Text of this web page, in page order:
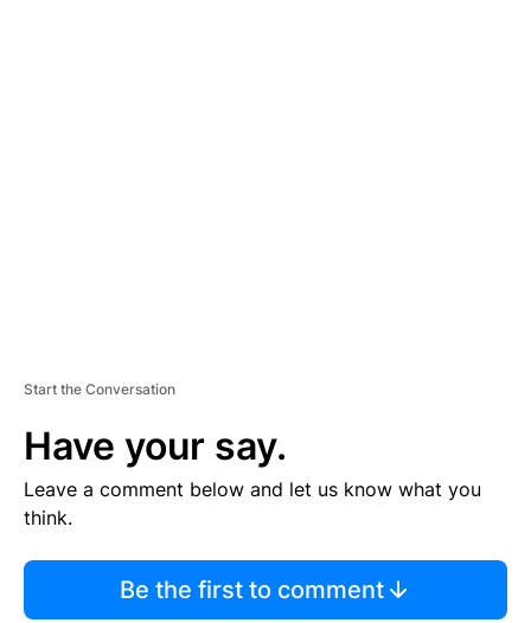
Start the Conversation
Have your say.
Leave a comment below and let us know what you
think.
Be the first to comment